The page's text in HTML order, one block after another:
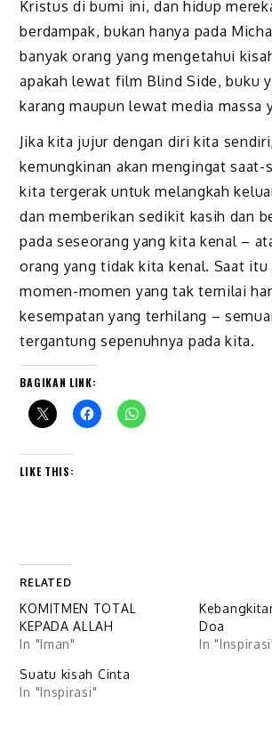
Kristus di bumi ini, dan hidup
berdampak, bukan hanya pada
banyak orang yang mengetahui
apakah lewat film Blind Side, buku
karang maupun lewat media massa
Jika kita jujur dengan diri kita
kemungkinan akan mengingat saat-
kita tergerak untuk melangkah
dan memberikan sedikit kasih dan
pada seseorang yang kita kenal –
orang yang tidak kita kenal. Saat itu
momen-momen yang tak ternilai
kesempatan yang terhilang –
tergantung sepenuhnya pada kita.
BAGIKAN LINK:
LIKE THIS:
RELATED
KOMITMEN TOTAL
KEPADA ALLAH
In "Iman"
Doa
In
Suatu kisah Cinta
In "Inspirasi"